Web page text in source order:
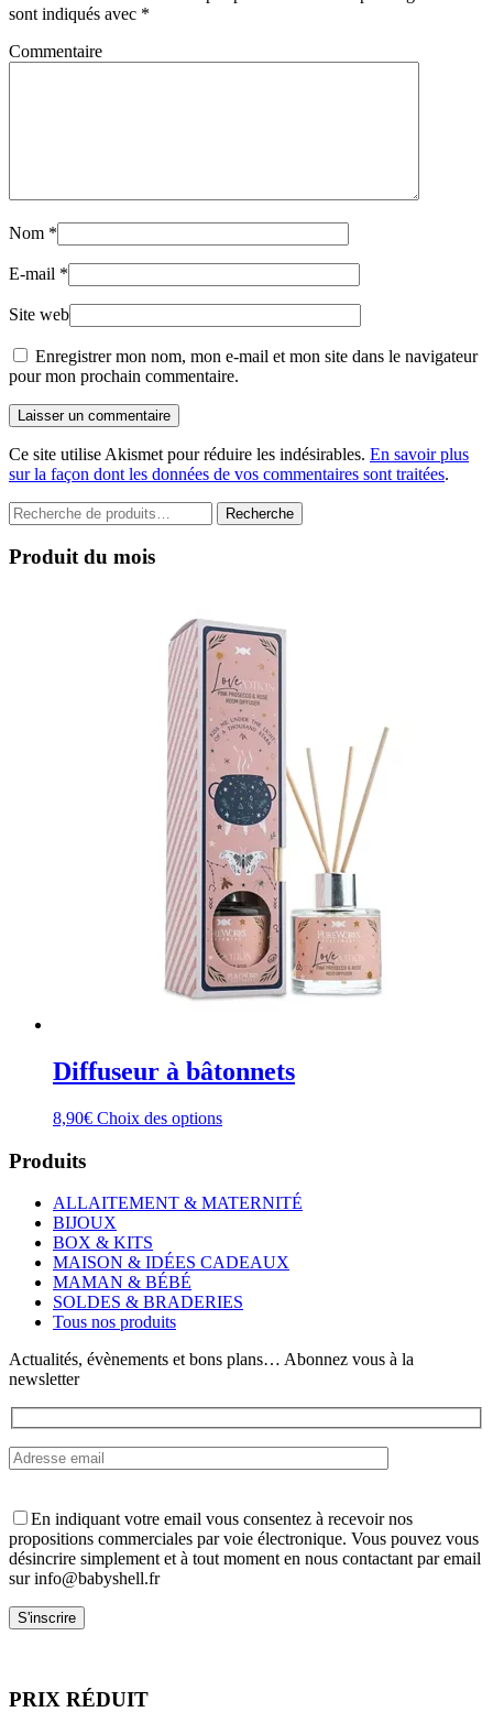
sont indiqués avec *
Commentaire
Nom *
E-mail *
Site web
Enregistrer mon nom, mon e-mail et mon site dans le navigateur
pour mon prochain commentaire.
Laisser un commentaire
Ce site utilise Akismet pour réduire les indésirables. En savoir plus
sur la façon dont les données de vos commentaires sont traitées.
Recherche
pour :
Recherche
Produit du mois
Diffuseur à bâtonnets
8,90€ Choix des optionsCe
variations.
Les
peuvent
être
choisies
sur
page
du
Produits
ALLAITEMENT & MATERNITÉ
BIJOUX
BOX & KITS
MAISON & IDÉES CADEAUX
MAMAN & BÉBÉ
SOLDES & BRADERIES
Tous nos produits
Actualités, évènements et bons plans… Abonnez vous à la
newsletter
En indiquant votre email vous consentez à recevoir nos
propositions commerciales par voie électronique. Vous pouvez vous
désincrire simplement et à tout moment en nous contactant par email
sur info@babyshell.fr
PRIX RÉDUIT